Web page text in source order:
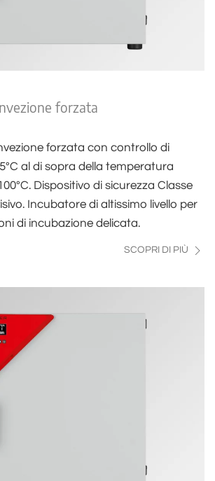
forzata
forzata con controllo di
al di sopra della temperatura
Dispositivo di sicurezza Classe
Incubatore di altissimo livello per
di incubazione delicata.
SCOPRI DI PIÙ